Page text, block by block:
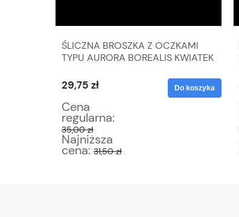
ŚLICZNA BROSZKA Z OCZKAMI
TYPU AURORA BOREALIS KWIATEK
29,75 zł
Cena
regularna:
35,00 zł
Najniższa
cena: 31,50 zł
Do koszyka